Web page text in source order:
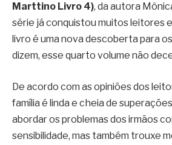
Marttino Livro 4), da autora
série já conquistou muitos leitores
livro é uma nova descoberta para
dizem, esse quarto volume não
De acordo com as opiniões dos
família é linda e cheia de
abordar os problemas dos irmãos
sensibilidade, mas também trouxe